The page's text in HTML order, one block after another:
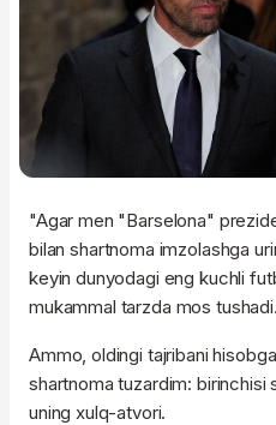
"Agar men "Barselona"
bilan shartnoma imzolashga
keyin dunyodagi eng kuchli
mukammal tarzda mos tushadi.
Ammo, oldingi tajribani
shartnoma tuzardim: birinchisi
uning xulq-atvori.